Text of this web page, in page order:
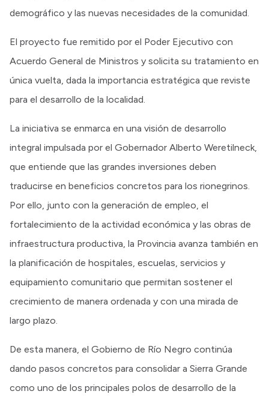
demográfico y las nuevas necesidades de la comunidad.
El proyecto fue remitido por el Poder Ejecutivo con
Acuerdo General de Ministros y solicita su tratamiento en
única vuelta, dada la importancia estratégica que reviste
para el desarrollo de la localidad.
La iniciativa se enmarca en una visión de desarrollo
integral impulsada por el Gobernador Alberto Weretilneck,
que entiende que las grandes inversiones deben
traducirse en beneficios concretos para los rionegrinos.
Por ello, junto con la generación de empleo, el
fortalecimiento de la actividad económica y las obras de
infraestructura productiva, la Provincia avanza también en
la planificación de hospitales, escuelas, servicios y
equipamiento comunitario que permitan sostener el
crecimiento de manera ordenada y con una mirada de
largo plazo.
De esta manera, el Gobierno de Río Negro continúa
dando pasos concretos para consolidar a Sierra Grande
como uno de los principales polos de desarrollo de la